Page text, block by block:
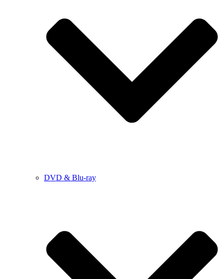
DVD & Blu-ray